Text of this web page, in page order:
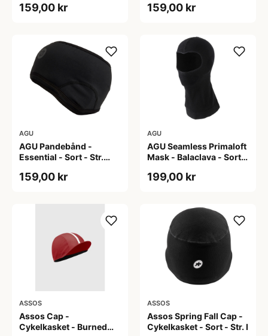
159,00 kr 159,00 kr
AGU
AGU Pandebånd -
Essential - Sort - Str.
159,00 kr
AGU
AGU Seamless Primaloft
Mask - Balaclava - Sort -
199,00 kr
ASSOS
Assos Cap -
Cykelkasket - Burned
ASSOS
Assos Spring Fall Cap -
Cykelkasket - Sort - Str. I